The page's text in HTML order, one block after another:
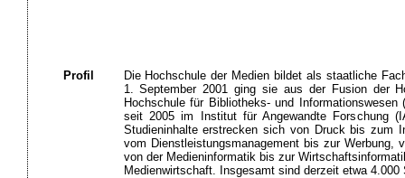
Profil
Die Hochschule der Medien bildet als staatliche
1. September 2001 ging sie aus der Fusion der
Hochschule für Bibliotheks- und
seit 2005 im Institut für Angewandte Forschung
Studieninhalte erstrecken sich von Druck bis zum
vom Dienstleistungsmanagement bis zur Werbung,
von der Medieninformatik bis zur
Medienwirtschaft. Insgesamt sind derzeit etwa 4.000